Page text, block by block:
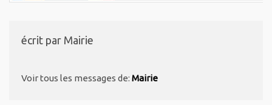
écrit par Mairie
Voir tous les messages de: Mairie